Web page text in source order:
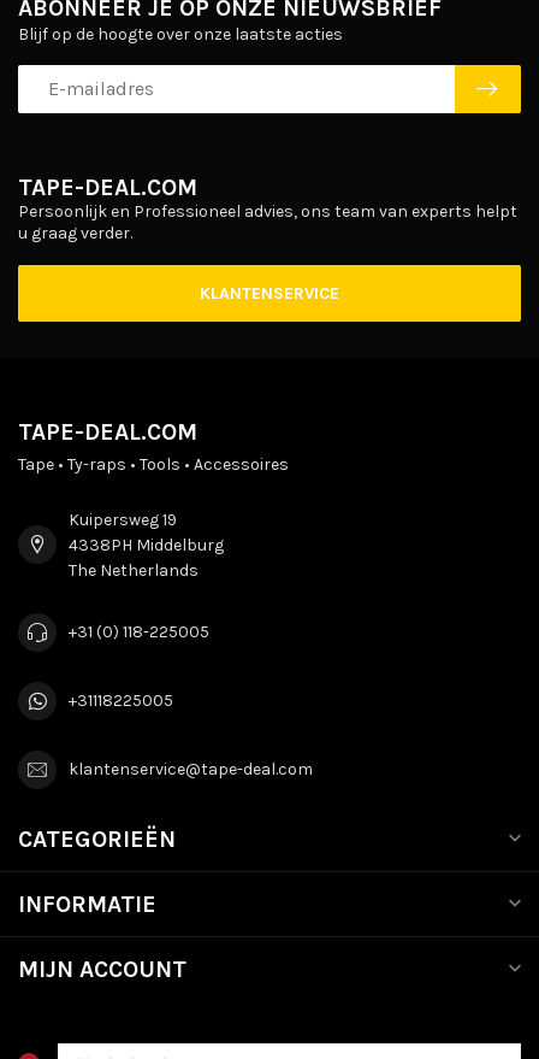
TAPE-DEAL.COM
Persoonlijk en Professioneel advies, ons team van experts helpt
u graag verder.
KLANTENSERVICE
ABONNEER JE OP ONZE NIEUWSBRIEF
Blijf op de hoogte over onze laatste acties
TAPE-DEAL.COM
Tape • Ty-raps • Tools • Accessoires
Kuipersweg 19
4338PH Middelburg
The Netherlands
+31 (0) 118-225005
+31118225005
klantenservice@tape-deal.com
CATEGORIEËN
INFORMATIE
MIJN ACCOUNT